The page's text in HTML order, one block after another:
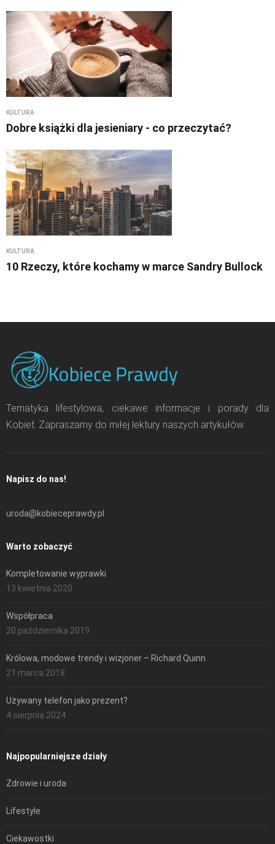
KULTURA
Dobre książki dla jesieniary - co przeczytać?
KULTURA
10 Rzeczy, które kochamy w marce Sandry Bullock
Tematyka lifestylowa, ciekawe informacje i porady dla
Kobiet. Zapraszamy do miłej lektury naszych artykułów.
Napisz do nas!
uroda@kobieceprawdy.pl
Warto zobaczyć
Kompletowanie wyprawki
13 kwietnia 2020
Współpraca
20 października 2019
Królowa, modowe trendy i wizjoner – Richard Quinn
21 marca 2018
Używany telefon jako prezent?
4 sierpnia 2024
Najpopularniejsze działy
Zdrowie i uroda
Lifestyle
Ciekawostki